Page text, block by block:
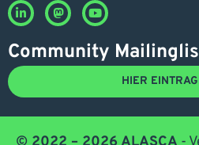
Community
HIER